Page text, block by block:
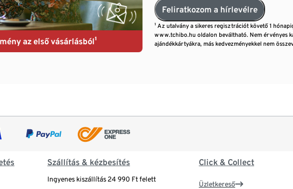
az első vásárlásból¹
Feliratkozom a hírlevélre
¹ Az utalvány a sikeres regisztrációt követő 1
www.tchibo.hu oldalon beváltható. Nem érvényes
ajándékkártyákra, más kedvezményekkel nem
Szállítás & kézbesítés
Ingyenes kiszállítás 24 990 Ft felett
Click & Collect
Üzletkereső